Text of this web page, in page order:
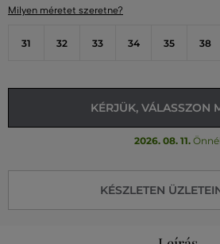
Milyen méretet szeretne?
31 32 33 34 35 38
KÉRJÜK, VÁLASSZON
2026. 08. 11. Önnél
KÉSZLETEN